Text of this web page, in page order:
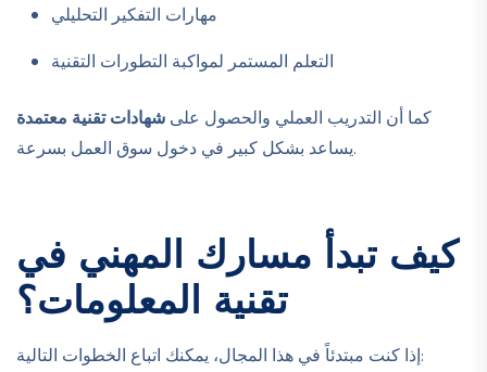
مهارات التفكير التحليلي
التعلم المستمر لمواكبة التطورات التقنية
كما أن التدريب العملي والحصول علىشهادات تقنية معتمدة
يساعد بشكل كبير في دخول سوق العمل بسرعة.
كيف تبدأ مسارك المهني في
تقنية المعلومات؟
إذا كنت مبتدئاً في هذا المجال، يمكنك اتباع الخطوات التالية: